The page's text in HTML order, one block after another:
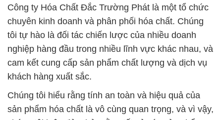
Công ty Hóa Chất Đắc Trường Phát là một tổ chức
chuyên kinh doanh và phân phối hóa chất. Chúng
tôi tự hào là đối tác chiến lược của nhiều doanh
nghiệp hàng đầu trong nhiều lĩnh vực khác nhau, và
cam kết cung cấp sản phẩm chất lượng và dịch vụ
khách hàng xuất sắc.
Chúng tôi hiểu rằng tính an toàn và hiệu quả của
sản phẩm hóa chất là vô cùng quan trọng, và vì vậy,